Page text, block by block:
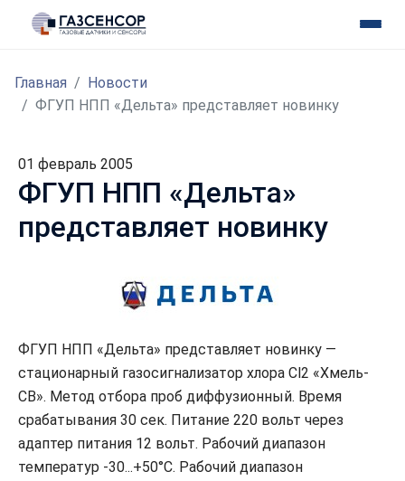
Главная
Новости
ФГУП НПП «Дельта» представляет новинку
01 февраль 2005
ФГУП НПП «Дельта»
представляет новинку
ФГУП НПП «Дельта» представляет новинку —
стационарный газосигнализатор хлора Cl2 «Хмель-
СВ». Метод отбора проб диффузионный. Время
срабатывания 30 сек. Питание 220 вольт через
адаптер питания 12 вольт. Рабочий диапазон
температур -30...+50°C. Рабочий диапазон